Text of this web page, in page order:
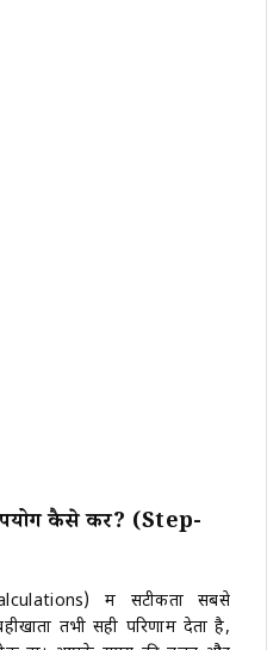
कैसे करें? (Step-
में सटीकता सबसे
तभी सही परिणाम देता है,